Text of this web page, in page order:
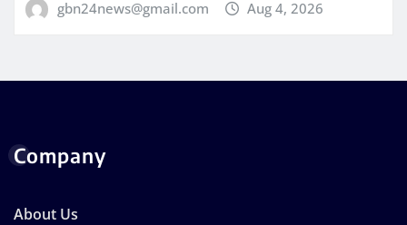
gbn24news@gmail.com Aug 4, 2026
Company
About Us